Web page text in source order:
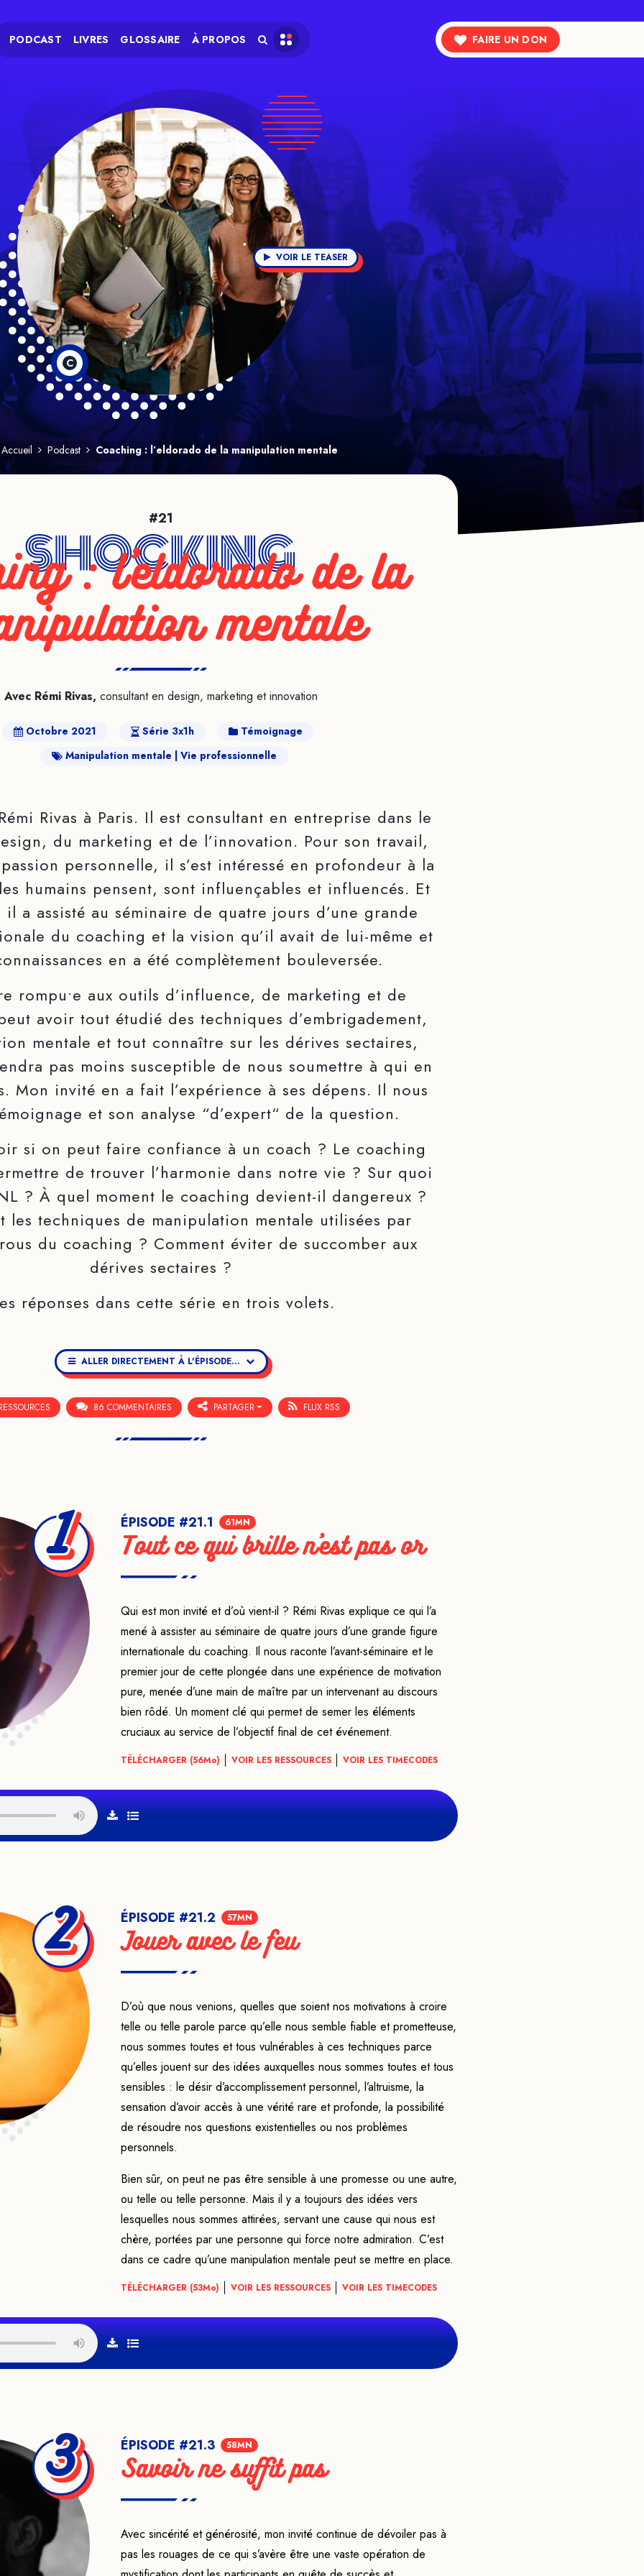
PODCAST LIVRES GLOSSAIRE À PROPOS FAIRE UN DON
VOIR LE TEASER
C
Accueil Podcast Coaching : l’eldorado de la manipulation mentale
#21
: l’eldorado de la
mentale
Avec Rémi Rivas, consultant en design, marketing et innovation
Octobre 2021 Série 3x1h
Témoignage
Manipulation mentale
Vie professionnelle
Rivas à Paris. Il est consultant en entreprise dans le
du marketing et de l’innovation. Pour son travail,
personnelle, il s’est intéressé en profondeur à la
humains pensent, sont influençables et influencés. Et
a assisté au séminaire de quatre jours d’une grande
du coaching et la vision qu’il avait de lui-même et
en a été complètement bouleversée.
rompu•e aux outils d’influence, de marketing et de
avoir tout étudié des techniques d’embrigadement,
mentale et tout connaître sur les dérives sectaires,
pas moins susceptible de nous soumettre à qui en
Mon invité en a fait l’expérience à ses dépens. Il nous
et son analyse “d’expert“ de la question.
si on peut faire confiance à un coach ? Le coaching
de trouver l’harmonie dans notre vie ? Sur quoi
? À quel moment le coaching devient-il dangereux ?
les techniques de manipulation mentale utilisées par
du coaching ? Comment éviter de succomber aux
dérives sectaires ?
réponses dans cette série en trois volets.
ALLER DIRECTEMENT À L'ÉPISODE...
86 COMMENTAIRES PARTAGER FLUX RSS
1 ÉPISODE #21.1 61MN
Tout ce qui brille n'est pas or
Qui est mon invité et d’où vient-il ? Rémi Rivas explique ce qui l’a
mené à assister au séminaire de quatre jours d’une grande figure
internationale du coaching. Il nous raconte l’avant-séminaire et le
premier jour de cette plongée dans une expérience de motivation
pure, menée d’une main de maître par un intervenant au discours
bien rôdé. Un moment clé qui permet de semer les éléments
cruciaux au service de l’objectif final de cet événement.
TÉLÉCHARGER (56Mo) VOIR LES RESSOURCES VOIR LES TIMECODES
2 ÉPISODE #21.2 57MN
Jouer avec le feu
D’où que nous venions, quelles que soient nos motivations à croire
telle ou telle parole parce qu’elle nous semble fiable et prometteuse,
nous sommes toutes et tous vulnérables à ces techniques parce
qu’elles jouent sur des idées auxquelles nous sommes toutes et tous
sensibles : le désir d’accomplissement personnel, l’altruisme, la
sensation d’avoir accès à une vérité rare et profonde, la possibilité
de résoudre nos questions existentielles ou nos problèmes
personnels.
Bien sûr, on peut ne pas être sensible à une promesse ou une autre,
ou telle ou telle personne. Mais il y a toujours des idées vers
lesquelles nous sommes attirées, servant une cause qui nous est
chère, portées par une personne qui force notre admiration. C’est
dans ce cadre qu’une manipulation mentale peut se mettre en place.
TÉLÉCHARGER (53Mo) VOIR LES RESSOURCES VOIR LES TIMECODES
3 ÉPISODE #21.3 58MN
Savoir ne suffit pas
Avec sincérité et générosité, mon invité continue de dévoiler pas à
pas les rouages de ce qui s’avère être une vaste opération de